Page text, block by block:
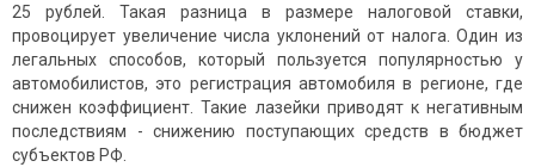
25 рублей. Такая разница в размере налоговой ставки,
провоцирует увеличение числа уклонений от налога. Один из
легальных способов, который пользуется популярностью у
автомобилистов, это регистрация автомобиля в регионе, где
снижен коэффициент. Такие лазейки приводят к негативным
последствиям - снижению поступающих средств в бюджет
субъектов РФ.